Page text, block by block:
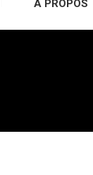
A PROPOS